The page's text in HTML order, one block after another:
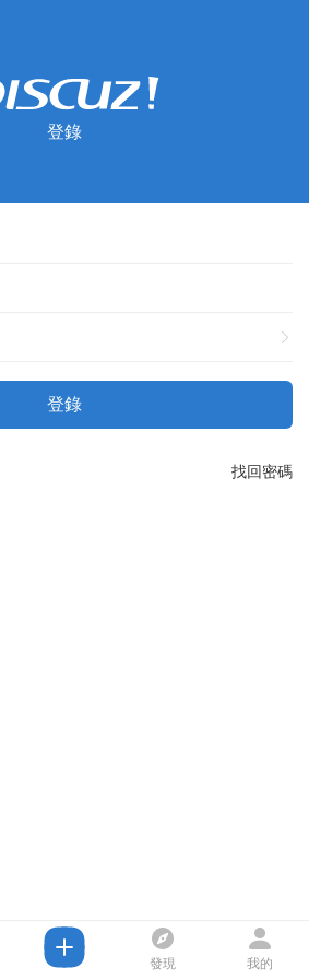
登錄
登錄
找回密碼
發現 我的